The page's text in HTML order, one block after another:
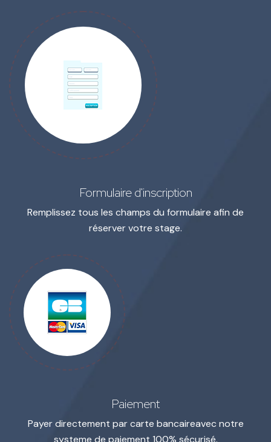
Formulaire d'inscription
Remplissez tous les champs du formulaire afin de
réserver votre stage.
Paiement
Payer directement par carte bancaireavec notre
systeme de paiement 100% sécurisé.